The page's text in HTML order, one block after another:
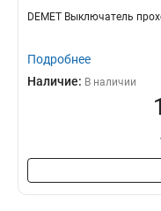
DEMET Выключатель
Подробнее
Наличие: В наличии